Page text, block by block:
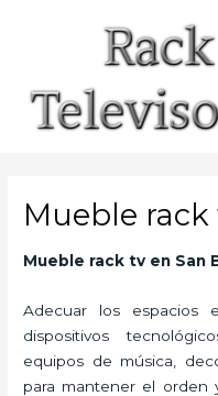
Mueble rack
Mueble rack tv en San
Adecuar los
dispositivos
equipos de música,
para mantener el orden